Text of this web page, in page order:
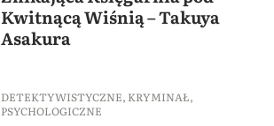
Kwitnącą Wiśnią – Takuya
Asakura
DETEKTYWISTYCZNE, KRYMINAŁ,
PSYCHOLOGICZNE